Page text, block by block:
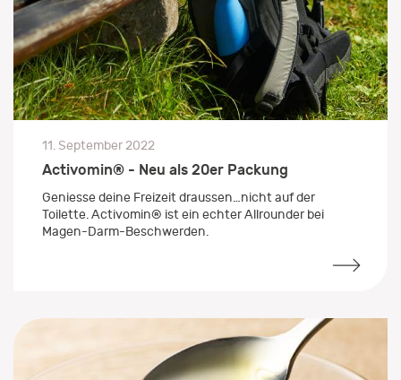
11. September 2022
Activomin® - Neu als 20er Packung
Geniesse deine Freizeit draussen…nicht auf der
Toilette. Activomin® ist ein echter Allrounder bei